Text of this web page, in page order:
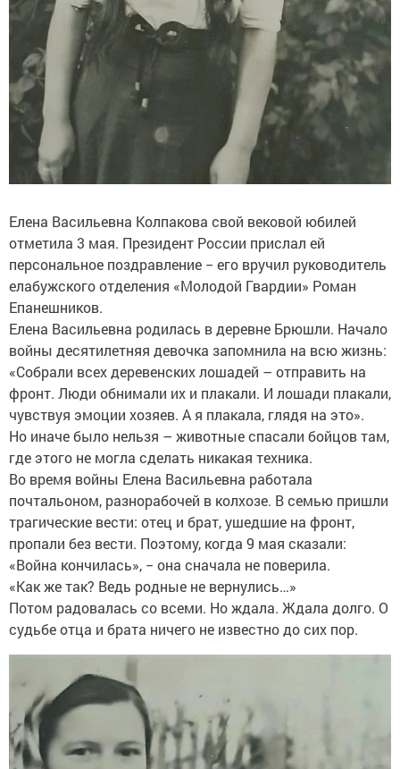
Елена Васильевна Колпакова свой вековой юбилей
отметила 3 мая. Президент России прислал ей
персональное поздравление − его вручил руководитель
елабужского отделения «Молодой Гвардии» Роман
Епанешников.
Елена Васильевна родилась в деревне Брюшли. Начало
войны десятилетняя девочка запомнила на всю жизнь:
«Собрали всех деревенских лошадей – отправить на
фронт. Люди обнимали их и плакали. И лошади плакали,
чувствуя эмоции хозяев. А я плакала, глядя на это».
Но иначе было нельзя – животные спасали бойцов там,
где этого не могла сделать никакая техника.
Во время войны Елена Васильевна работала
почтальоном, разнорабочей в колхозе. В семью пришли
трагические вести: отец и брат, ушедшие на фронт,
пропали без вести. Поэтому, когда 9 мая сказали:
«Война кончилась», − она сначала не поверила.
«Как же так? Ведь родные не вернулись…»
Потом радовалась со всеми. Но ждала. Ждала долго. О
судьбе отца и брата ничего не известно до сих пор.